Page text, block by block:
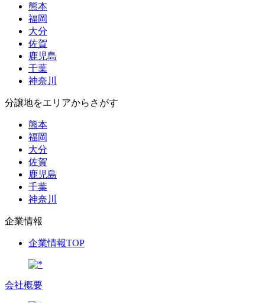
熊本
福岡
大分
佐賀
鹿児島
千葉
神奈川
分譲地をエリアからさがす
熊本
福岡
大分
佐賀
鹿児島
千葉
神奈川
企業情報
企業情報TOP
会社概要